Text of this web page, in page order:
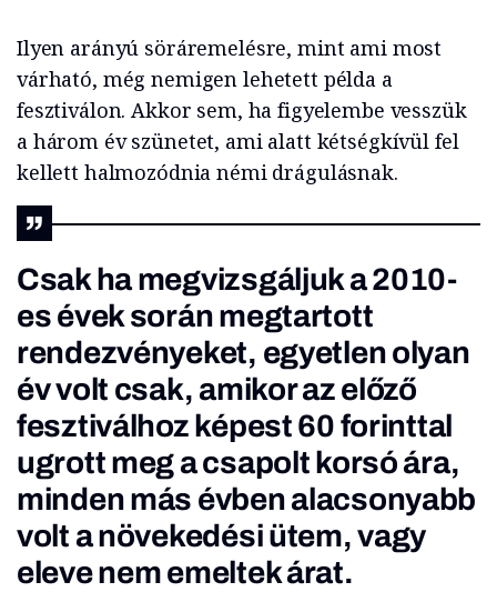
Ilyen arányú söráremelésre, mint ami most
várható, még nemigen lehetett példa a
fesztiválon. Akkor sem, ha figyelembe vesszük
a három év szünetet, ami alatt kétségkívül fel
kellett halmozódnia némi drágulásnak.
Csak ha megvizsgáljuk a 2010-
es évek során megtartott
rendezvényeket, egyetlen olyan
év volt csak, amikor az előző
fesztiválhoz képest 60 forinttal
ugrott meg a csapolt korsó ára,
minden más évben alacsonyabb
volt a növekedési ütem, vagy
eleve nem emeltek árat.